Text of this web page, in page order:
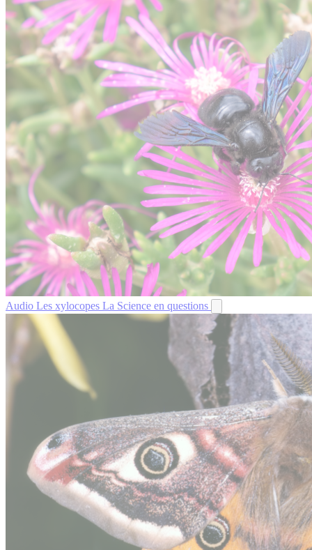
Audio Les xylocopes La Science en questions